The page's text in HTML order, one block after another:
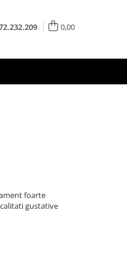
0,00
foarte
gustative